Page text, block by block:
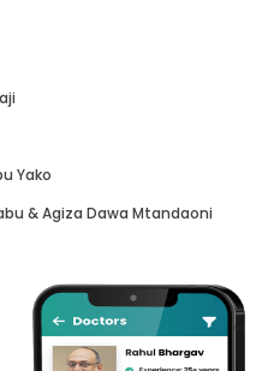
Yako
& Agiza Dawa Mtandaoni